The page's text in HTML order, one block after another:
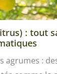
: tout
agrumes :